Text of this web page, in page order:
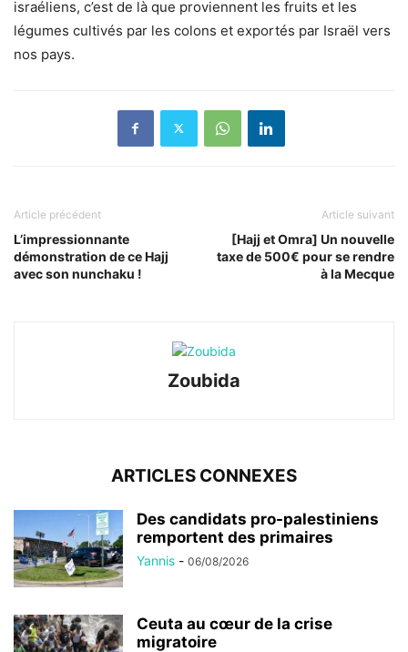
israéliens, c’est de là que proviennent les fruits et les
légumes cultivés par les colons et exportés par Israël vers
nos pays.
Article précédent
L’impressionnante
démonstration de ce Hajj
avec son nunchaku !
Article suivant
[Hajj et Omra] Un nouvelle
taxe de 500€ pour se rendre
à la Mecque
Zoubida
ARTICLES CONNEXES
Des candidats pro-palestiniens
remportent des primaires
Yannis - 06/08/2026
Ceuta au cœur de la crise
migratoire